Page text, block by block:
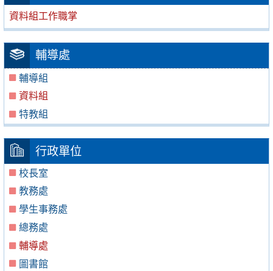
資料組工作職掌
輔導處
輔導組
資料組
特教組
行政單位
校長室
教務處
學生事務處
總務處
輔導處
圖書館